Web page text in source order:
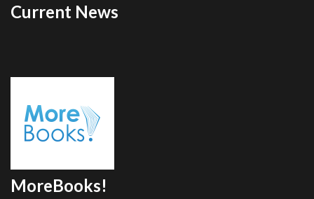
Current News
MoreBooks!